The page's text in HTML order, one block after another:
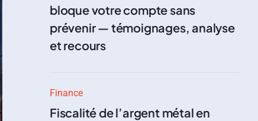
bloque votre compte sans
prévenir — témoignages, analyse
et recours
Finance
Fiscalité de l’argent métal en